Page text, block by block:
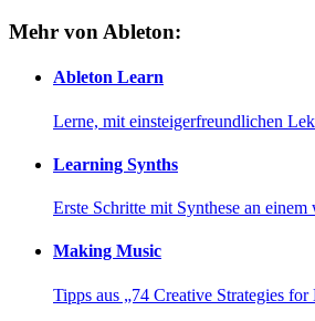
Mehr von Ableton:
Ableton Learn
Lerne, mit einsteigerfreundlichen
Learning Synths
Erste Schritte mit Synthese an
Making Music
Tipps aus „74 Creative Strategies